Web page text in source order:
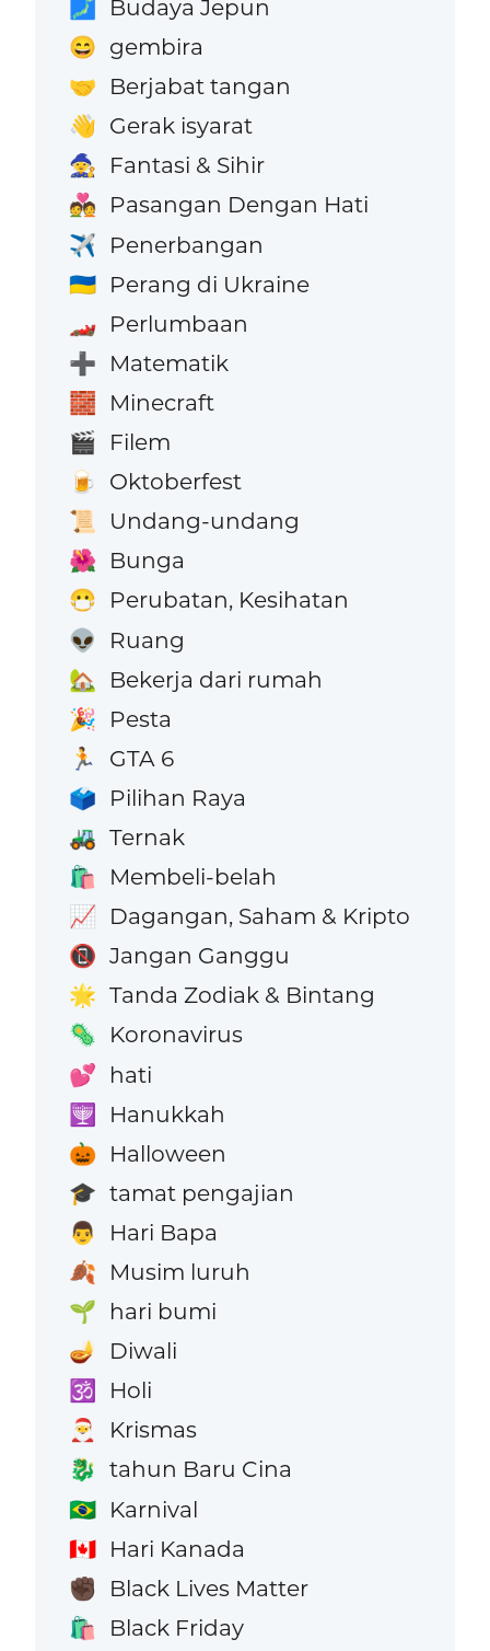
🗾 Budaya Jepun
😄 gembira
🤝 Berjabat tangan
👋 Gerak isyarat
🧙 Fantasi & Sihir
💑 Pasangan Dengan Hati
✈️ Penerbangan
🇺🇦 Perang di Ukraine
🏎️ Perlumbaan
➕ Matematik
🧱 Minecraft
🎬 Filem
🍺 Oktoberfest
📜 Undang-undang
🌺 Bunga
😷 Perubatan, Kesihatan
👽 Ruang
🏡 Bekerja dari rumah
🎉 Pesta
🏃 GTA 6
🗳️ Pilihan Raya
🚜 Ternak
🛍️ Membeli-belah
📈 Dagangan, Saham & Kripto
📵 Jangan Ganggu
🌟 Tanda Zodiak & Bintang
🦠 Koronavirus
💕 hati
🕎 Hanukkah
🎃 Halloween
🎓 tamat pengajian
👨 Hari Bapa
🍂 Musim luruh
🌱 hari bumi
🪔 Diwali
🕉️ Holi
🎅 Krismas
🐉 tahun Baru Cina
🇧🇷 Karnival
🇨🇦 Hari Kanada
✊🏿 Black Lives Matter
🛍️ Black Friday